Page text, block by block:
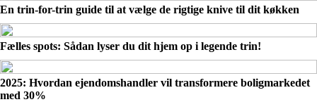
En trin-for-trin guide til at vælge de rigtige knive til dit køkken
Fælles spots: Sådan lyser du dit hjem op i legende trin!
2025: Hvordan ejendomshandler vil transformere boligmarkedet
med 30%